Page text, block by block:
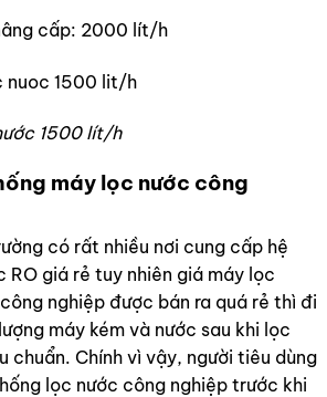
cấp: 2000 lít/h
1500 lít/h
máy lọc nước công
có rất nhiều nơi cung cấp hệ
RO giá rẻ tuy nhiên giá máy lọc
nghiệp được bán ra quá rẻ thì đi
máy kém và nước sau khi lọc
chuẩn. Chính vì vậy, người tiêu dùng
lọc nước công nghiệp trước khi